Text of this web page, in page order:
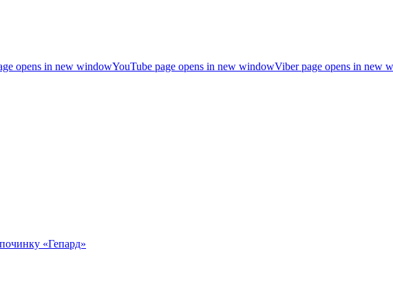
opens in new windowYouTube page opens in new windowViber page opens in new
«Гепард»